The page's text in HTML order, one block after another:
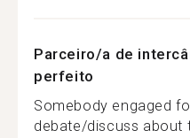
Parceiro/a de
perfeito
Somebody engaged
debate/discuss about